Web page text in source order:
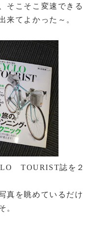
そこそこ変速できる
来てよかった～。
TOURIST誌を２
真を眺めているだけ
。